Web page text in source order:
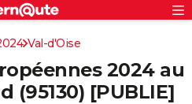
Val-d'Oise
2024 au
(95130) [PUBLIE]